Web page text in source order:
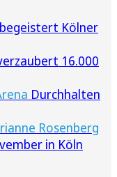
Kölner
16.000
Durchhalten
Rosenberg
in Köln